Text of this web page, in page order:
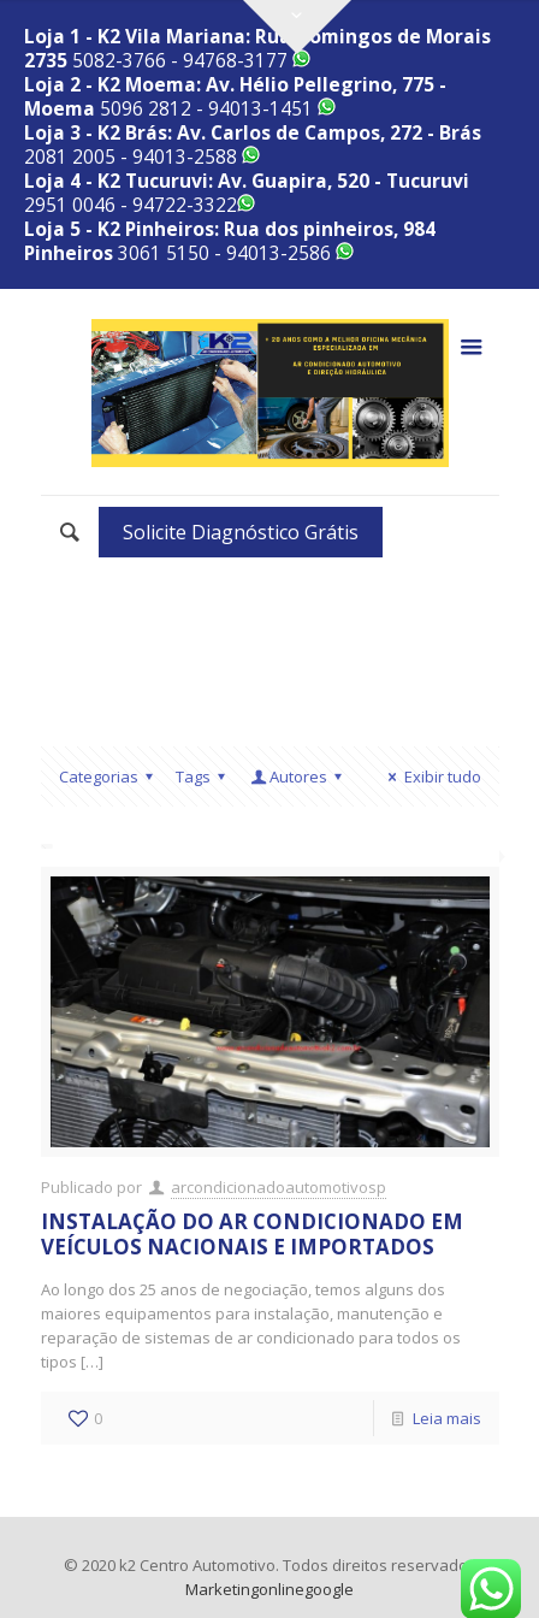
Loja 1 - K2 Vila Mariana: Rua Domingos de Morais
2735 5082-3766 - 94768-3177
Loja 2 - K2 Moema: Av. Hélio Pellegrino, 775 -
Moema 5096 2812 - 94013-1451
Loja 3 - K2 Brás: Av. Carlos de Campos, 272 - Brás
2081 2005 - 94013-2588
Loja 4 - K2 Tucuruvi: Av. Guapira, 520 - Tucuruvi
2951 0046 - 94722-3322
Loja 5 - K2 Pinheiros: Rua dos pinheiros, 984
Pinheiros3061 5150 - 94013-2586
Solicite Diagnóstico Grátis
Categorias Tags Autores Exibir tudo
Publicado por arcondicionadoautomotivosp
INSTALAÇÃO DO AR ​​CONDICIONADO EM
VEÍCULOS NACIONAIS E IMPORTADOS
Ao longo dos 25 anos de negociação, temos alguns dos
maiores equipamentos para instalação, manutenção e
reparação de sistemas de ar condicionado para todos os
tipos […]
0 Leia mais
© 2020 k2 Centro Automotivo. Todos direitos reservados
Marketingonlinegoogle